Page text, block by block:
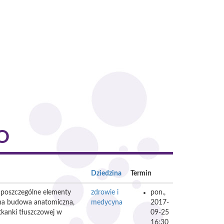
Dziedzina Termin
elementy
budowa anatomiczna,
tłuszczowej w
zdrowie i
medycyna
pon.,
2017-
09-25
16:30